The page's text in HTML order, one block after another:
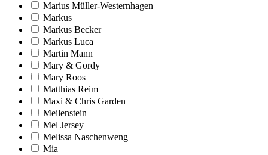
Marius Müller-Westernhagen
Markus
Markus Becker
Markus Luca
Martin Mann
Mary & Gordy
Mary Roos
Matthias Reim
Maxi & Chris Garden
Meilenstein
Mel Jersey
Melissa Naschenweng
Mia